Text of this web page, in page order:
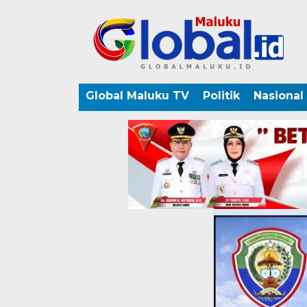
Global Maluku TV Politik Nasional